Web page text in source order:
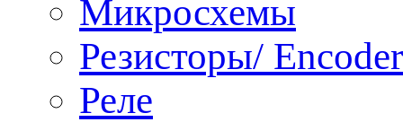
Микросхемы
Резисторы/ Encoder
Реле